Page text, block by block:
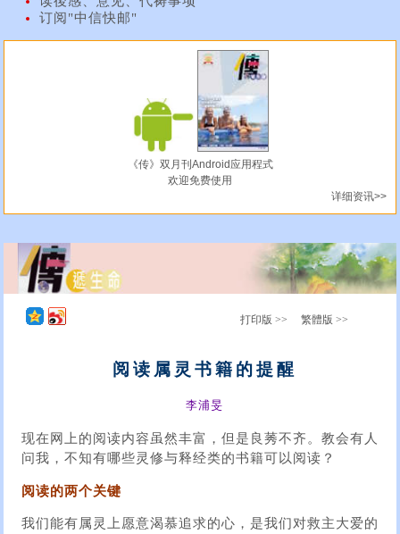
订阅"中信快邮"
《传》双月刊Android应用程式
欢迎免费使用
详细资讯>>
打印版 >> 繁體版 >>
阅读属灵书籍的提醒
李浦旻
现在网上的阅读内容虽然丰富，但是良莠不齐。教会有人
问我，不知有哪些灵修与释经类的书籍可以阅读？
阅读的两个关键
我们能有属灵上愿意渴慕追求的心，是我们对救主大爱的